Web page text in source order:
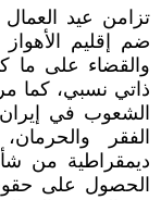
تزامن عيد
ضم إقليم الأهواز
والقضاء على ما
ذاتي نسبي، كما
الشعوب في
الفقر
ديمقراطية من
الحصول على